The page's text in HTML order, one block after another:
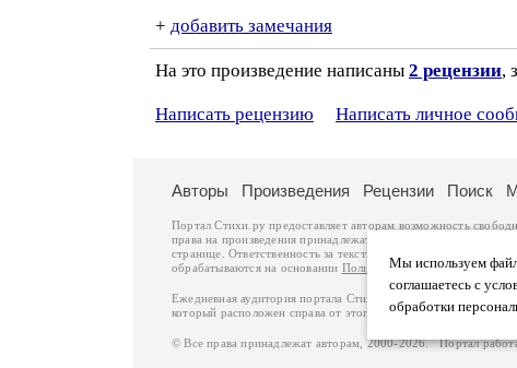
+ добавить замечания
На это произведение написаны 2 рецензии,
Написать рецензию Написать личное
Мы используем
соглашаетесь с
обработки
Авторы Произведения Рецензии Поиск
Портал Стихи.ру предоставляет авторам возможность
права на произведения принадлежат авторам и охраняются
странице. Ответственность за тексты произведений авторы
обрабатываются на основании Политики обработки
Ежедневная аудитория портала Стихи.ру – порядка 200
который расположен справа от этого текста. В каждой графе
© Все права принадлежат авторам, 2000-2026. Портал